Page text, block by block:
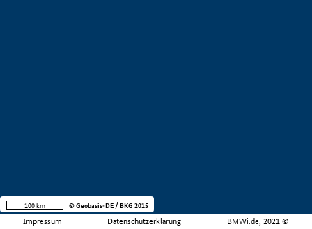
Impressum Datenschutzerklärung BMWi.de, 2021 ©
100 km © Geobasis-DE / BKG 2015